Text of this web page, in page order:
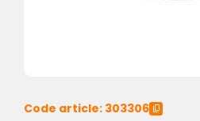
Code article: 303306